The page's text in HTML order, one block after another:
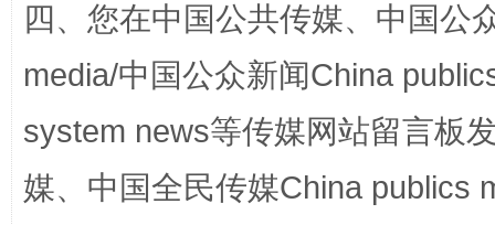
网上购药对药下症？
四、您在中国公共传媒、中国公
media/中国公众新闻China
system news等传媒网站留言板
媒、中国全民传媒China publics